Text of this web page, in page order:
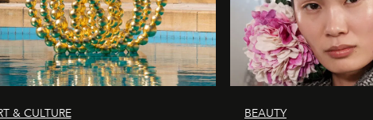
& CULTURE BEAUTY